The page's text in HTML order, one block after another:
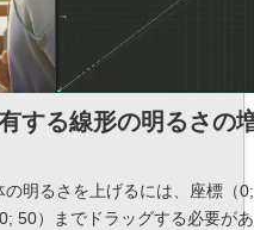
する線形の明るさの
明るさを上げるには、座標（0;
50）までドラッグする必要が